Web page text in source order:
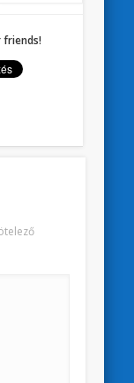
friends!